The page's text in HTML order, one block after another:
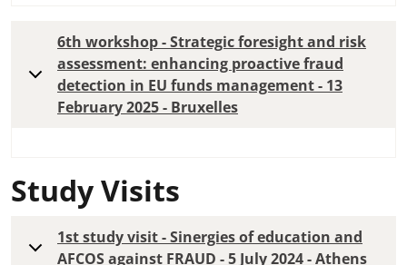
6th workshop - Strategic foresight and risk
assessment: enhancing proactive fraud
detection in EU funds management - 13
February 2025 - Bruxelles
Study Visits
1st study visit - Sinergies of education and
AFCOS against FRAUD - 5 July 2024 - Athens